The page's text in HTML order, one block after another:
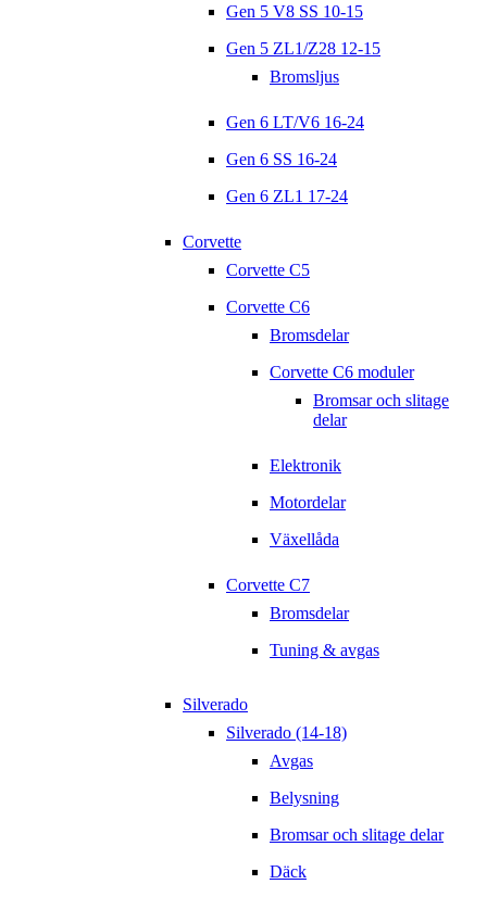
Gen 5 V8 SS 10-15
Gen 5 ZL1/Z28 12-15
Bromsljus
Gen 6 LT/V6 16-24
Gen 6 SS 16-24
Gen 6 ZL1 17-24
Corvette
Corvette C5
Corvette C6
Bromsdelar
Corvette C6 moduler
Bromsar och slitage
delar
Elektronik
Motordelar
Växellåda
Corvette C7
Bromsdelar
Tuning & avgas
Silverado
Silverado (14-18)
Avgas
Belysning
Bromsar och slitage delar
Däck